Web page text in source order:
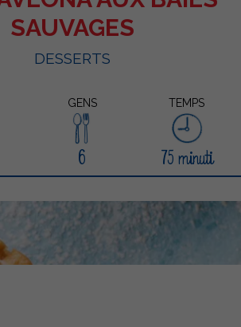
SAUVAGES
DESSERTS
GENS TEMPS
6 75 minuti